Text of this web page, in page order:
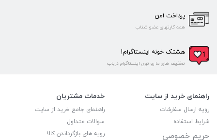
پرداخت امن
همه کارتهای عضو شتاب
هشتک خونه اینستاگرام!
تخفیف های ما رو توی اینستاگرام دریاب
راهنمای خرید از سایت
رویه ارسال سفارشات
شرایط استفاده
حریم خصوصی
خدمات مشتریان
راهنمای جامع خرید از سایت
سوالات متداول
رویه های بازگرداندن کالا